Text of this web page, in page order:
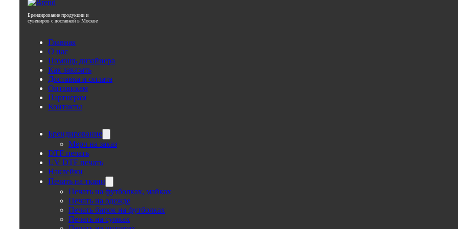
Брендирование продукции и
сувениров с доставкой в Москве
Главная
О нас
Помощь дизайнера
Как заказать
Доставка и оплата
Оптовикам
Партнерам
Контакты
Брендирование
Мерч на заказ
DTF печать
UV DTF печать
Наклейки
Печать на ткани
Печать на футболках, майках
Печать на одежде
Печать бирок на футболках
Печать на сумках
Печать изображений и надписей флешках с доставкой с доставкой в Санкт-Петербурге: пластик, металл, дерево,
дизайном. Тираж от 1 штуки.
Любые объемы: 8 ГБ, 16 ГБ, 32 ГБ, 64 ГБ. Быстрое нанесение, четкая детализация. Для промо и корпоративного мерча.
Рассчитать стоимость
Нажимая кнопку вы соглашаетесь с